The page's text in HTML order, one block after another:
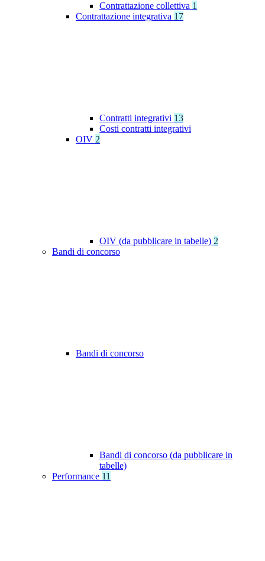
Contrattazione collettiva 1
Contrattazione integrativa 17
Contratti integrativi 13
Costi contratti integrativi
OIV 2
OIV (da pubblicare in tabelle) 2
Bandi di concorso
Bandi di concorso
Bandi di concorso (da pubblicare in
tabelle)
Performance 11